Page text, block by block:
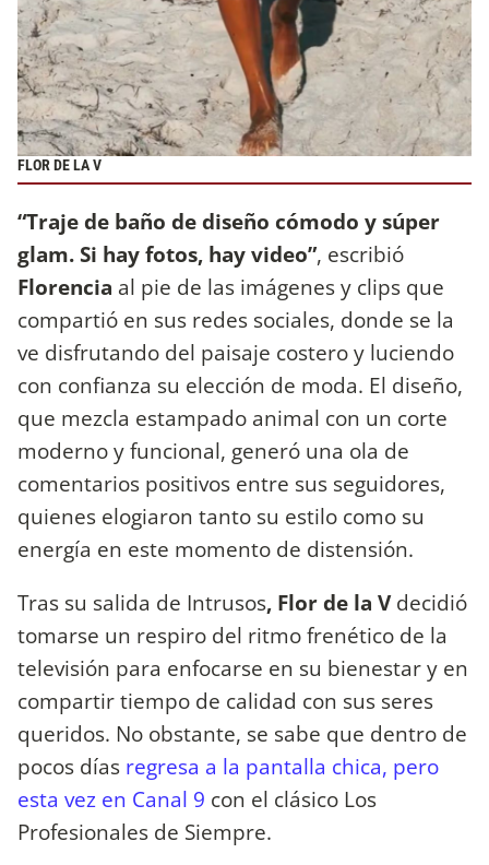
FLOR DE LA V
“Traje de baño de diseño cómodo y súper
glam. Si hay fotos, hay video”, escribió
Florencia al pie de las imágenes y clips que
compartió en sus redes sociales, donde se la
ve disfrutando del paisaje costero y luciendo
con confianza su elección de moda. El diseño,
que mezcla estampado animal con un corte
moderno y funcional, generó una ola de
comentarios positivos entre sus seguidores,
quienes elogiaron tanto su estilo como su
energía en este momento de distensión.
Tras su salida de Intrusos, Flor de la Vdecidió
tomarse un respiro del ritmo frenético de la
televisión para enfocarse en su bienestar y en
compartir tiempo de calidad con sus seres
queridos. No obstante, se sabe que dentro de
pocos días regresa a la pantalla chica, pero
esta vez en Canal 9 con el clásico Los
Profesionales de Siempre.